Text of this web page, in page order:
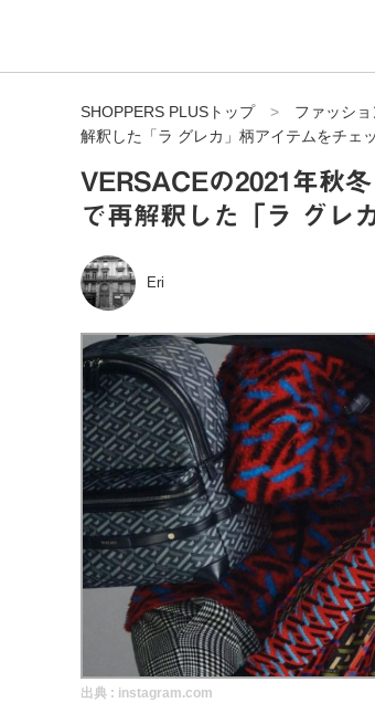
バイマ実践記
ルショッパーが答えてみた
現役バイヤーが答えてみた
SHOPPERS PLUSトップ> ファッシ
解釈した「ラ グレカ」柄アイテムをチェ
VERSACEの2021年秋
で再解釈した「ラ グレ
Eri
出典 : instagram.com